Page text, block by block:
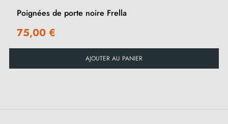
Poignées de porte noire Frella
75,00 €
AJOUTER AU PANIER